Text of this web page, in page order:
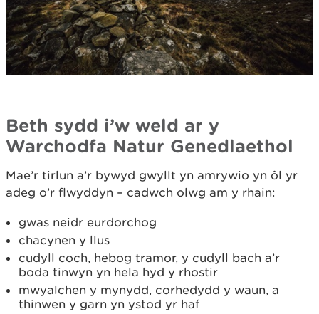
Beth sydd i’w weld ar y
Warchodfa Natur Genedlaethol
Mae’r tirlun a’r bywyd gwyllt yn amrywio yn ôl yr
adeg o’r flwyddyn – cadwch olwg am y rhain:
gwas neidr eurdorchog
chacynen y llus
cudyll coch, hebog tramor, y cudyll bach a’r
boda tinwyn yn hela hyd y rhostir
mwyalchen y mynydd, corhedydd y waun, a
thinwen y garn yn ystod yr haf